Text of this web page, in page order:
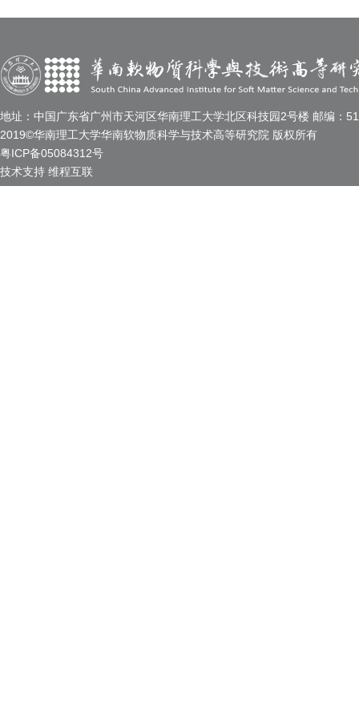
地址：中国广东省广州市天河区华南理工大学北区科技园2号楼 邮编：
2019©华南理工大学华南软物质科学与技术高等研究院 版权所有
粤ICP备05084312号
技术支持 维程互联